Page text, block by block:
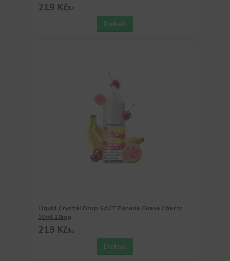
219 Kč/ks
Detail
Liquid Crystal Drop SALT Banana Guava Cherry
10ml 20mg
219 Kč/ks
Detail